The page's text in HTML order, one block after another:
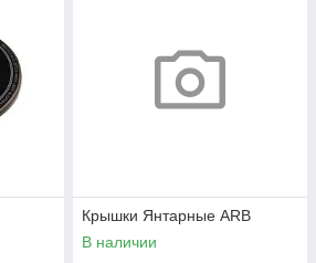
Крышки Янтарные ARB
В наличии